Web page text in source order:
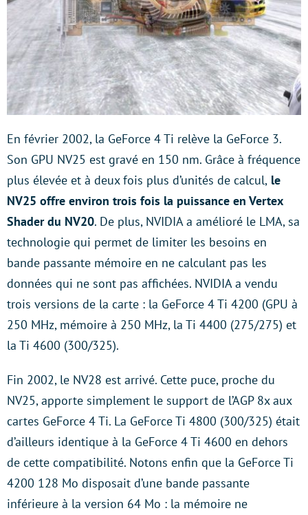
En février 2002, la GeForce 4 Ti relève la GeForce 3.
Son GPU NV25 est gravé en 150 nm. Grâce à fréquence
plus élevée et à deux fois plus d’unités de calcul, le
NV25 offre environ trois fois la puissance en Vertex
Shader du NV20. De plus, NVIDIA a amélioré le LMA, sa
technologie qui permet de limiter les besoins en
bande passante mémoire en ne calculant pas les
données qui ne sont pas affichées. NVIDIA a vendu
trois versions de la carte : la GeForce 4 Ti 4200 (GPU à
250 MHz, mémoire à 250 MHz, la Ti 4400 (275/275) et
la Ti 4600 (300/325).
Fin 2002, le NV28 est arrivé. Cette puce, proche du
NV25, apporte simplement le support de l’AGP 8x aux
cartes GeForce 4 Ti. La GeForce Ti 4800 (300/325) était
d’ailleurs identique à la GeForce 4 Ti 4600 en dehors
de cette compatibilité. Notons enfin que la GeForce Ti
4200 128 Mo disposait d’une bande passante
inférieure à la version 64 Mo : la mémoire ne